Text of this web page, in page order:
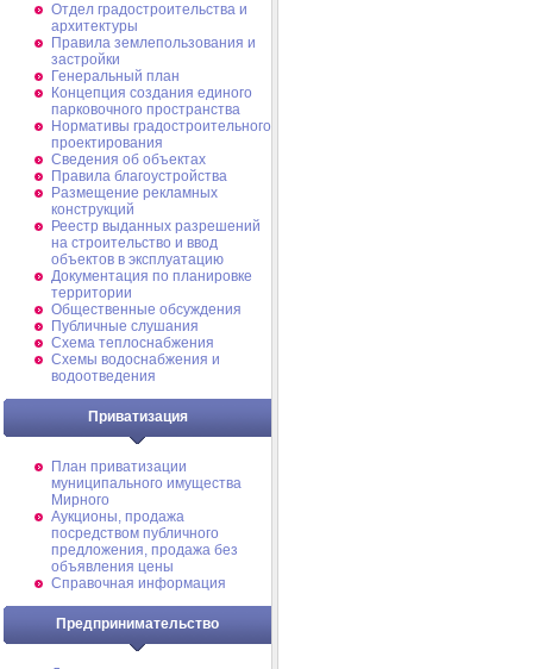
Отдел градостроительства и
архитектуры
Правила землепользования и
застройки
Генеральный план
Концепция создания единого
парковочного пространства
Нормативы градостроительного
проектирования
Сведения об объектах
Правила благоустройства
Размещение рекламных
конструкций
Реестр выданных разрешений
на строительство и ввод
объектов в эксплуатацию
Документация по планировке
территории
Общественные обсуждения
Публичные слушания
Схема теплоснабжения
Схемы водоснабжения и
водоотведения
Приватизация
План приватизации
муниципального имущества
Мирного
Аукционы, продажа
посредством публичного
предложения, продажа без
объявления цены
Справочная информация
Предпринимательство